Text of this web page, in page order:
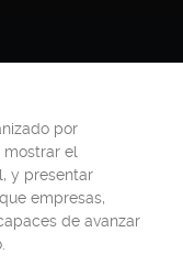
por
mostrar el
y presentar
empresas,
de avanzar